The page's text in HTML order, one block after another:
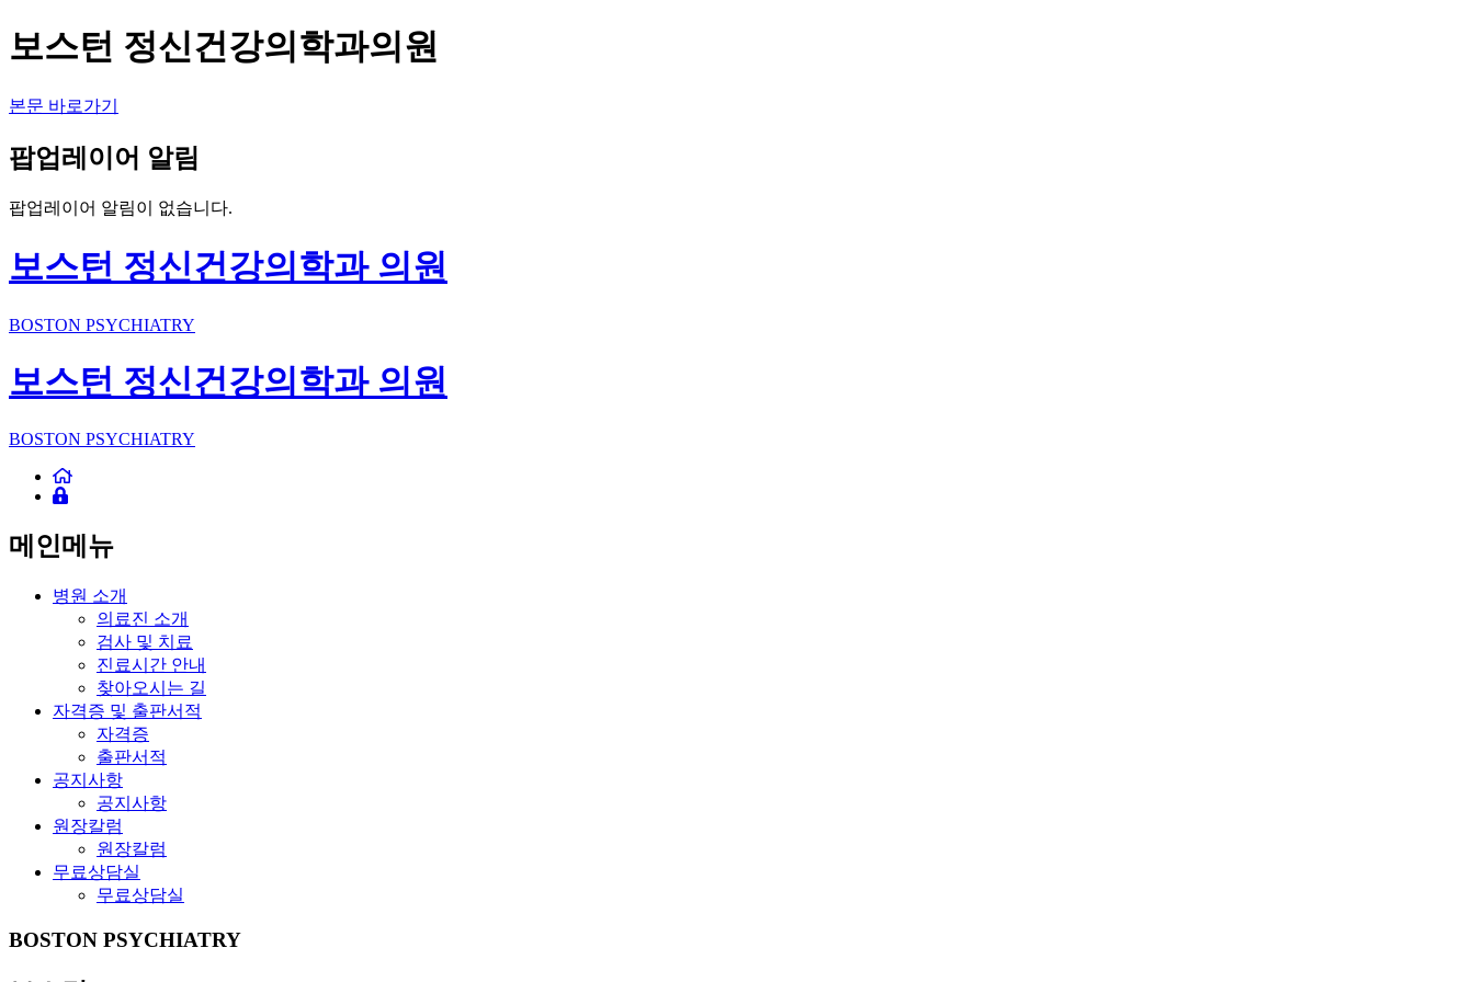
보스턴 정신건강의학과의원
본문 바로가기
팝업레이어 알림
팝업레이어 알림이 없습니다.
보스턴 정신건강의학과 의원
BOSTON PSYCHIATRY
보스턴 정신건강의학과 의원
BOSTON PSYCHIATRY
메인메뉴
병원 소개
의료진 소개
검사 및 치료
진료시간 안내
찾아오시는 길
자격증 및 출판서적
자격증
출판서적
공지사항
공지사항
원장칼럼
원장칼럼
무료상담실
무료상담실
BOSTON PSYCHIATRY